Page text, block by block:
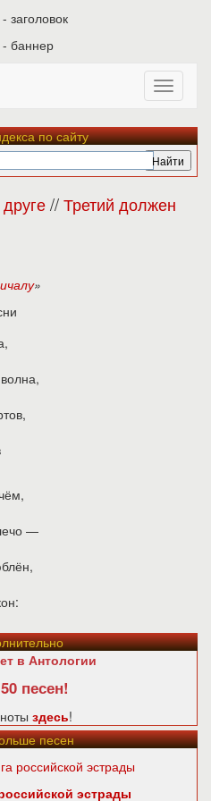
по сайту
//Третий должен
»
—
в Антологии
песен!
здесь!
песен
эстрады